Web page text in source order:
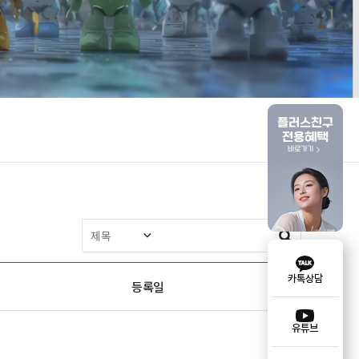
플러스친구
전용혜택
바로가기
카톡상담
유튜브
등록일